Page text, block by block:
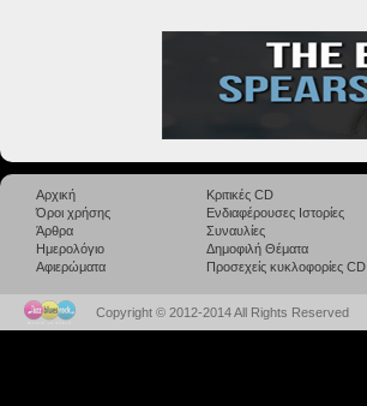
Αρχική
Όροι χρήσης
Άρθρα
Ημερολόγιο
Αφιερώματα
Κριτικές CD
Ενδιαφέρουσες Ιστορίες
Συναυλίες
Δημοφιλή Θέματα
Προσεχείς κυκλοφορίες CD
Copyright © 2012-2014 All Rights Reserved